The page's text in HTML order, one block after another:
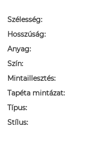
Szélesség:
Hosszúság:
Anyag:
Szín:
Mintaillesztés:
Tapéta mintázat:
Típus:
Stílus: